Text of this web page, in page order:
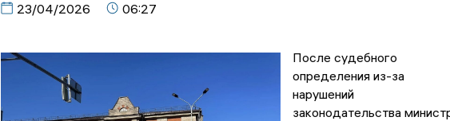
23/04/2026 06:27
После судебного
определения из-за
нарушений
законодательства